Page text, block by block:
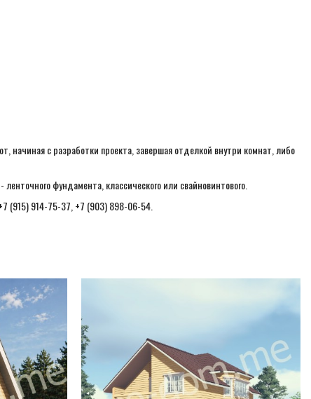
с разработки проекта, завершая отделкой внутри комнат, либо
фундамента, классического или свайновинтового.
(915) 914-75-37, +7 (903) 898-06-54.